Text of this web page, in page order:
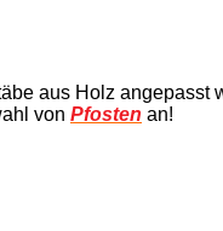
aus Holz
von Pfosten an!